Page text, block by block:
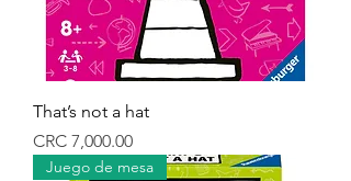
That’s not a hat
Precio
CRC 7,000.00
Juego de mesa